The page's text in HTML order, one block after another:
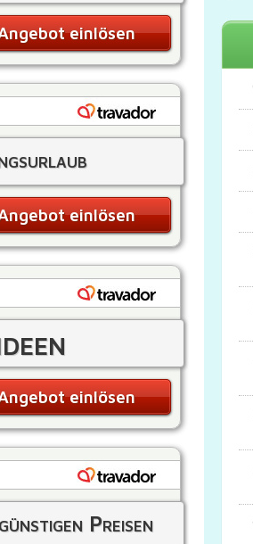
einlösen
einlösen
einlösen
Preisen